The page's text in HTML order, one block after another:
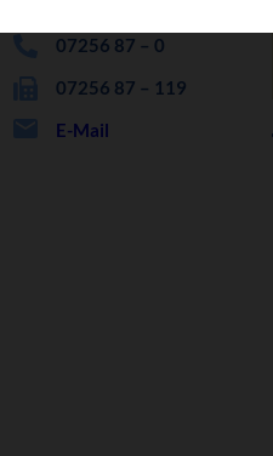
07256 87 – 0
07256 87 – 119
E-Mail